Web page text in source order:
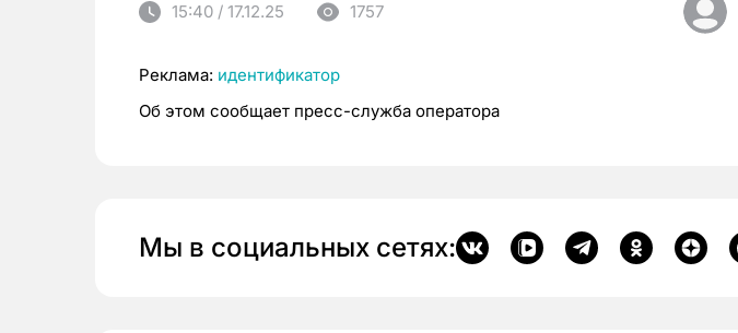
15:40 / 17.12.25 1757
Реклама: идентификатор
Об этом сообщает пресс-служба оператора
Мы в социальных сетях: